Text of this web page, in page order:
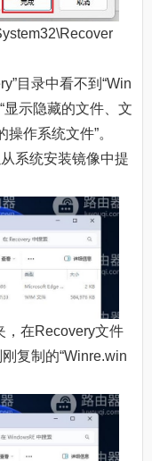
目录中看不到“Win
显示隐藏的文件、文
作系统文件”。
系统安装镜像中提
，在Recovery文件
复制的“Winre.win